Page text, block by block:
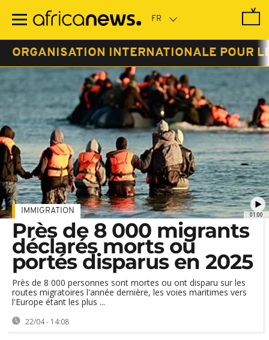
contenu
ORGANISATION INTERNATIONALE POUR
01:00
IMMIGRATION
Près de 8 000 migrants
déclarés morts ou
portés disparus en 2025
Près de 8 000 personnes sont mortes ou ont disparu sur les
routes migratoires l'année dernière, les voies maritimes vers
l'Europe étant les plus ...
22/04 - 14:08